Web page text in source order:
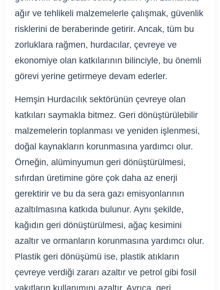
ağır ve tehlikeli malzemelerle çalışmak, güvenlik
risklerini de beraberinde getirir. Ancak, tüm bu
zorluklara rağmen, hurdacılar, çevreye ve
ekonomiye olan katkılarının bilinciyle, bu önemli
görevi yerine getirmeye devam ederler.
Hemşin Hurdacılık sektörünün çevreye olan
katkıları saymakla bitmez. Geri dönüştürülebilir
malzemelerin toplanması ve yeniden işlenmesi,
doğal kaynakların korunmasına yardımcı olur.
Örneğin, alüminyumun geri dönüştürülmesi,
sıfırdan üretimine göre çok daha az enerji
gerektirir ve bu da sera gazı emisyonlarının
azaltılmasına katkıda bulunur. Aynı şekilde,
kağıdın geri dönüştürülmesi, ağaç kesimini
azaltır ve ormanların korunmasına yardımcı olur.
Plastik geri dönüşümü ise, plastik atıkların
çevreye verdiği zararı azaltır ve petrol gibi fosil
yakıtların kullanımını azaltır. Ayrıca, geri